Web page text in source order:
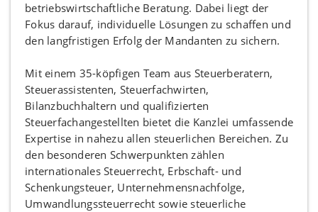
betriebswirtschaftliche Beratung. Dabei liegt der
Fokus darauf, individuelle Lösungen zu schaffen und
den langfristigen Erfolg der Mandanten zu sichern.
Mit einem 35-köpfigen Team aus Steuerberatern,
Steuerassistenten, Steuerfachwirten,
Bilanzbuchhaltern und qualifizierten
Steuerfachangestellten bietet die Kanzlei umfassende
Expertise in nahezu allen steuerlichen Bereichen. Zu
den besonderen Schwerpunkten zählen
internationales Steuerrecht, Erbschaft- und
Schenkungsteuer, Unternehmensnachfolge,
Umwandlungssteuerrecht sowie steuerliche